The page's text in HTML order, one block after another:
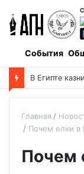
События
В Египте
Главная
Почем елки в
Почем